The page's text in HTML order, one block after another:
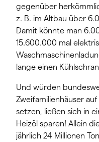
gegenüber
z. B. im Altbau über
Damit könnte man
15.600.000 mal
lange einen
Und würden
Zweifamilienhäuser
setzen, ließen sich in
Heizöl sparen! Allein
jährlich 24 Millionen